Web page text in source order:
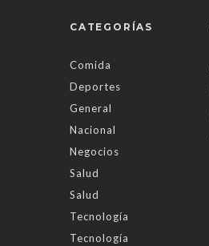
CATEGORÍAS
Comida
Deportes
General
Nacional
Negocios
Salud
Salud
Tecnología
Tecnología